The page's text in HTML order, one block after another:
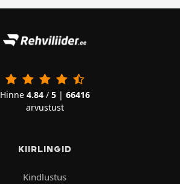
Hinne 4.84/ 5| 66416
arvustust
KIIRLINGID
Kindlustus